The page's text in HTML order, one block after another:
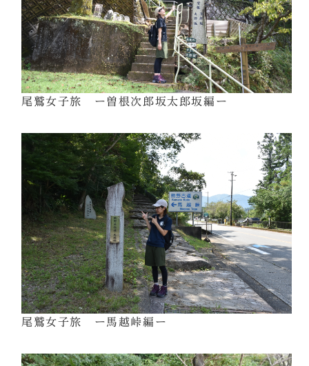
尾鷲女子旅 ー曽根次郎坂太郎坂編ー
尾鷲女子旅 ー馬越峠編ー